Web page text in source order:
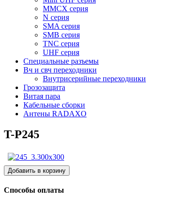
MMCX серия
N серия
SMA серия
SMB серия
TNC серия
UHF серия
Специальные разъемы
Вч и свч переходники
Внутрисерийные переходники
Грозозащита
Витая пара
Кабельные сборки
Антены RADAXO
T-P245
Способы оплаты